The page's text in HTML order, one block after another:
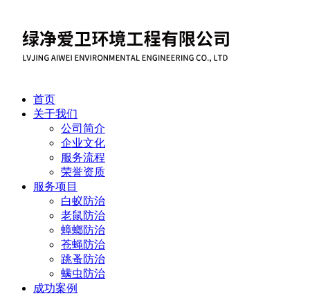
首页
关于我们
公司简介
企业文化
服务流程
荣誉资质
服务项目
白蚁防治
老鼠防治
蟑螂防治
苍蝇防治
跳蚤防治
螨虫防治
成功案例